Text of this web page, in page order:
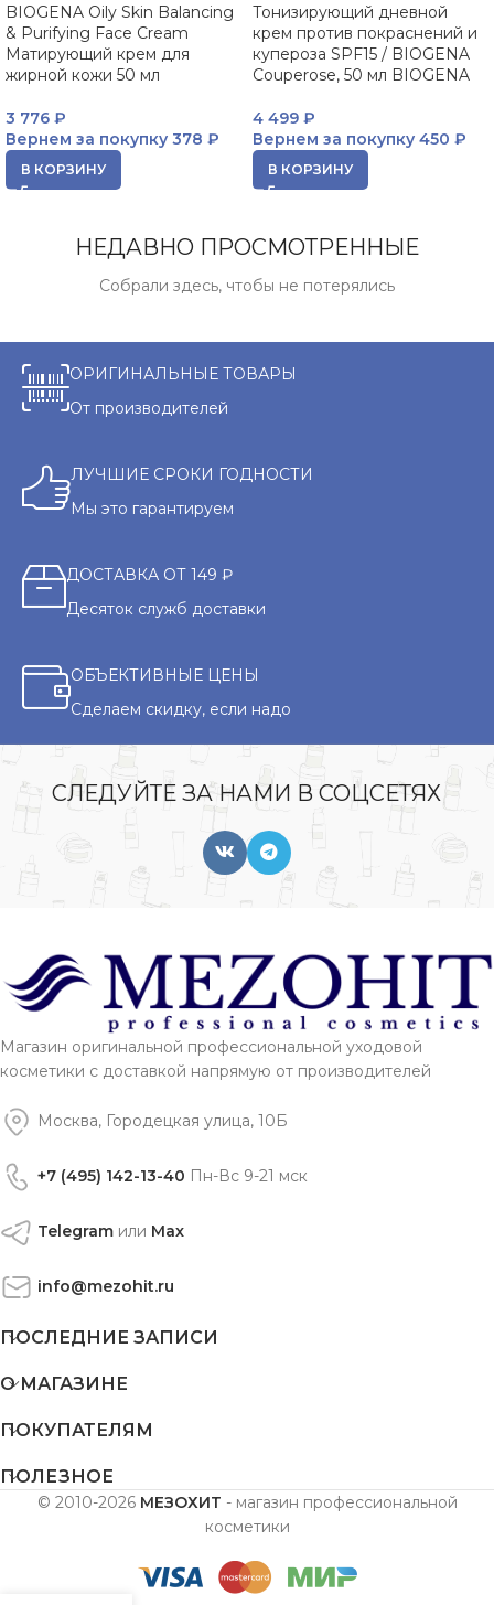
BIOGENA Oily Skin Balancing
& Purifying Face Cream
Матирующий крем для
жирной кожи 50 мл
3 776 ₽
Вернем за покупку 378 ₽
В КОРЗИНУ
Тонизирующий дневной
крем против покраснений и
купероза SPF15 / BIOGENA
Couperose, 50 мл BIOGENA
4 499 ₽
Вернем за покупку 450 ₽
В КОРЗИНУ
НЕДАВНО ПРОСМОТРЕННЫЕ
Собрали здесь, чтобы не потерялись
ОРИГИНАЛЬНЫЕ ТОВАРЫ
От производителей
ЛУЧШИЕ СРОКИ ГОДНОСТИ
Мы это гарантируем
ДОСТАВКА ОТ 149 ₽
Десяток служб доставки
ОБЪЕКТИВНЫЕ ЦЕНЫ
Сделаем скидку, если надо
СЛЕДУЙТЕ ЗА НАМИ В СОЦСЕТЯХ
Магазин оригинальной профессиональной уходовой
косметики с доставкой напрямую от производителей
Москва, Городецкая улица, 10Б
+7 (495) 142-13-40 Пн-Вс 9-21 мск
Telegram или Max
info@mezohit.ru
ПОСЛЕДНИЕ ЗАПИСИ
О МАГАЗИНЕ
ПОКУПАТЕЛЯМ
ПОЛЕЗНОЕ
© 2010-2026 МЕЗОХИТ - магазин профессиональной
косметики